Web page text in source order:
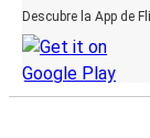
Descubre la App de